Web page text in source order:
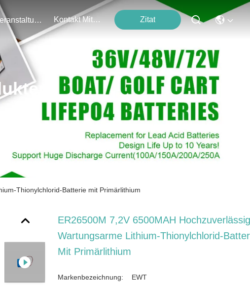
Veranstaltungen Kontakt Mit Uns Zitat
Thionylchlorid-Batterie mit Primärlithium
ER26500M 7,2V 6500MAH
Wartungsarme Lithium-Thionylchlorid-
Mit Primärlithium
Markenbezeichnung: EWT